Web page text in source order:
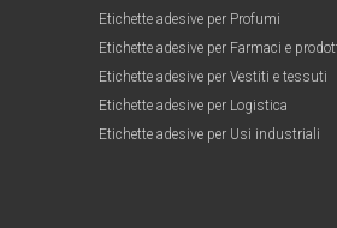
Etichette adesive per Profumi
Etichette adesive per Farmaci e
Etichette adesive per Vestiti e tessuti
Etichette adesive per Logistica
Etichette adesive per Usi industriali